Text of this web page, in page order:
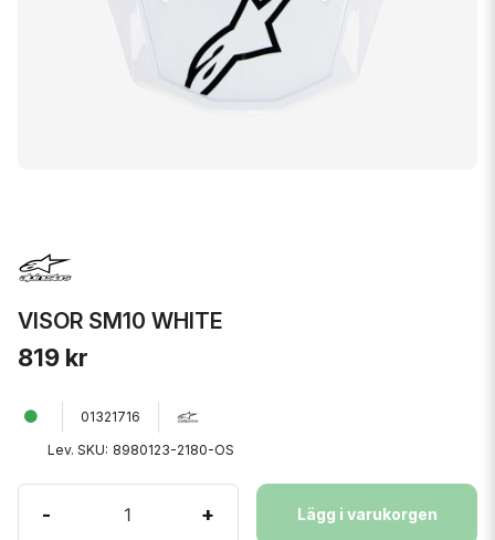
VISOR SM10 WHITE
819 kr
01321716
Lev. SKU: 8980123-2180-OS
- + Lägg i varukorgen